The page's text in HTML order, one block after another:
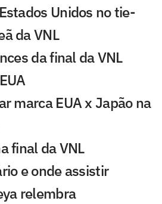
Unidos no tie-
da VNL
da final da VNL
marca EUA x Japão na
final da VNL
e onde assistir
relembra